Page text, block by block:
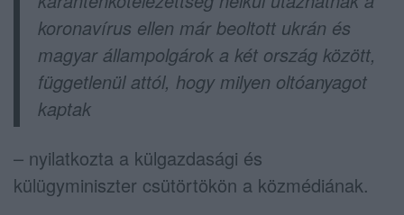
koronavírus ellen már beoltott ukrán és
magyar állampolgárok a két ország között,
függetlenül attól, hogy milyen oltóanyagot
kaptak
– nyilatkozta a külgazdasági és
külügyminiszter csütörtökön a közmédiának.